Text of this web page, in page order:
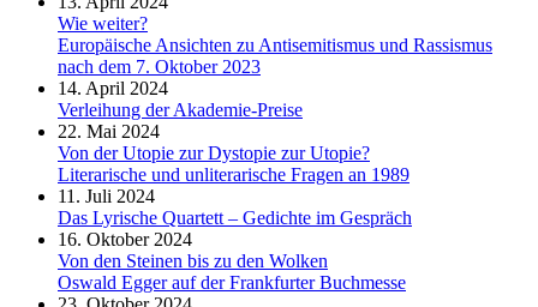
Wie weiter?
Europäische Ansichten zu Antisemitismus und Rassismus
nach dem 7. Oktober 2023
14. April 2024
Verleihung der Akademie-Preise
22. Mai 2024
Von der Utopie zur Dystopie zur Utopie?
Literarische und unliterarische Fragen an 1989
11. Juli 2024
Das Lyrische Quartett – Gedichte im Gespräch
16. Oktober 2024
Von den Steinen bis zu den Wolken
Oswald Egger auf der Frankfurter Buchmesse